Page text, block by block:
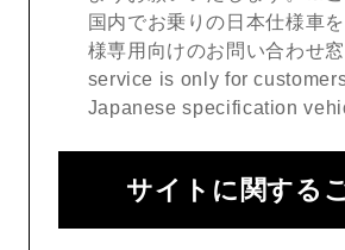
国内でお乗りの日本仕様車
様専用向けのお問い合わせ
service is only for
Japanese specification
サイトに関する